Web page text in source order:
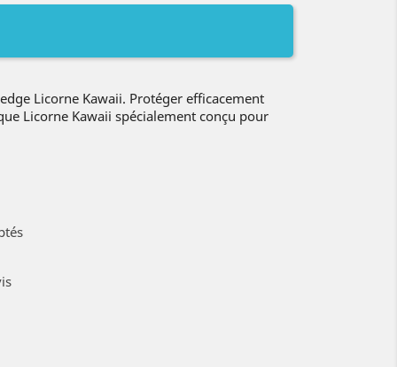
Licorne Kawaii. Protéger efficacement
Licorne Kawaii spécialement conçu pour